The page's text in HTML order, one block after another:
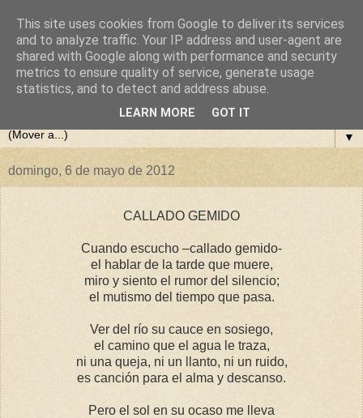
El Rincón Poético de Eulogio
Díaz
▼
domingo, 6 de mayo de 2012
CALLADO GEMIDO
Cuando escucho –callado gemido-
el hablar de la tarde que muere,
miro y siento el rumor del silencio;
el mutismo del tiempo que pasa.
Ver del río su cauce en sosiego,
el camino que el agua le traza,
ni una queja, ni un llanto, ni un ruido,
es canción para el alma y descanso.
Pero el sol en su ocaso me lleva
This site uses cookies from Google to deliver its services
and to analyze traffic. Your IP address and user-agent are
shared with Google along with performance and security
metrics to ensure quality of service, generate usage
statistics, and to detect and address abuse.
LEARN MORE GOT IT